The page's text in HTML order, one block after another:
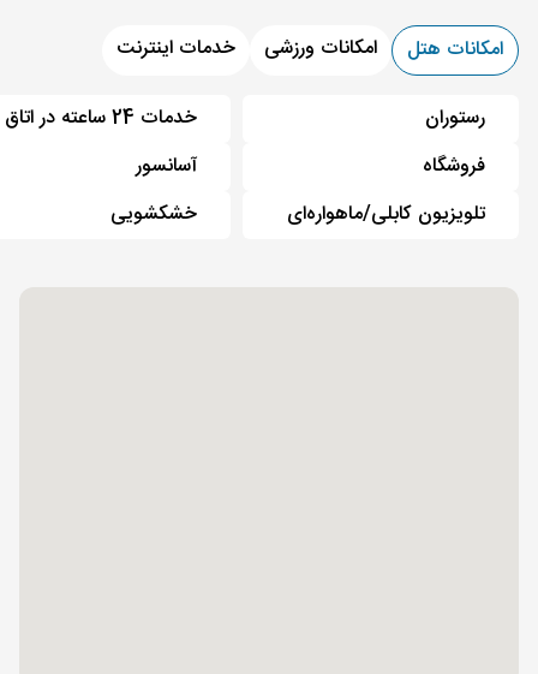
امکانات هتل امکانات ورزشی خدمات اینترنت
رستوران
فروشگاه
تلویزیون کابلی/ماهواره‌ای
خدمات 24 ساعته در اتاق
آسانسور
خشکشویی